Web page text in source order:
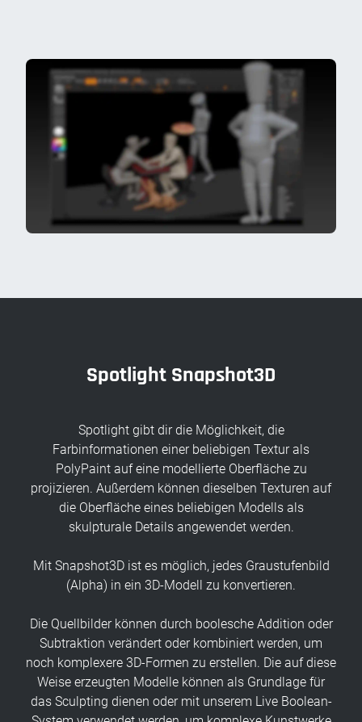
Spotlight Snapshot3D
Spotlight gibt dir die Möglichkeit, die
Farbinformationen einer beliebigen Textur als
PolyPaint auf eine modellierte Oberfläche zu
projizieren. Außerdem können dieselben Texturen auf
die Oberfläche eines beliebigen Modells als
skulpturale Details angewendet werden.
Mit Snapshot3D ist es möglich, jedes Graustufenbild
(Alpha) in ein 3D-Modell zu konvertieren.
Die Quellbilder können durch boolesche Addition oder
Subtraktion verändert oder kombiniert werden, um
noch komplexere 3D-Formen zu erstellen. Die auf diese
Weise erzeugten Modelle können als Grundlage für
das Sculpting dienen oder mit unserem Live Boolean-